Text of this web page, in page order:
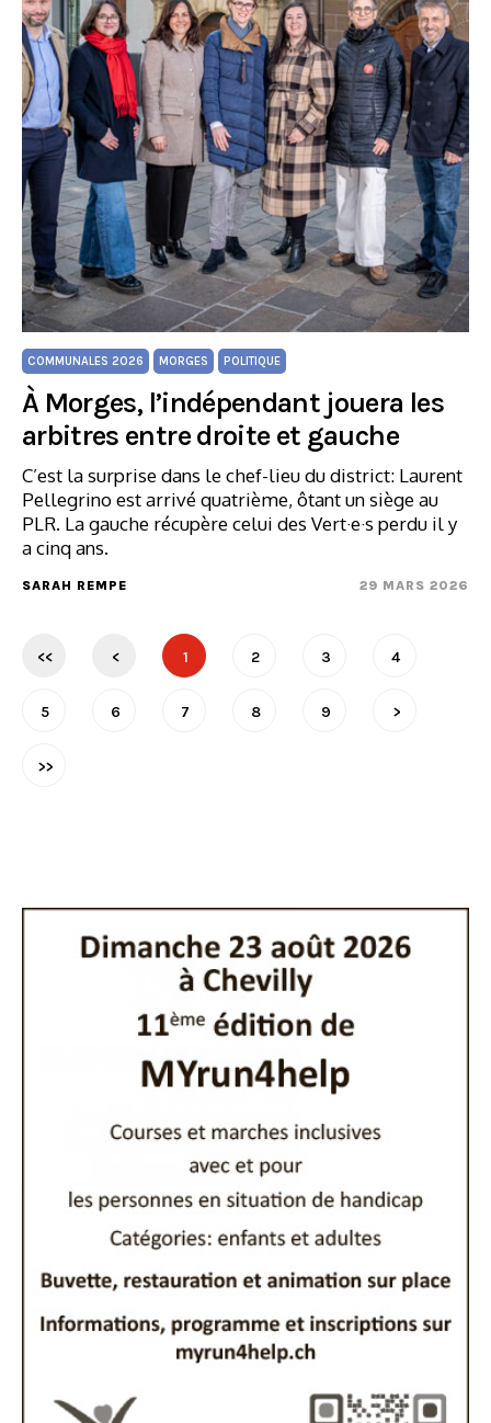
COMMUNALES 2026 MORGES POLITIQUE
À Morges, l’indépendant jouera les
arbitres entre droite et gauche
C’est la surprise dans le chef-lieu du district: Laurent
Pellegrino est arrivé quatrième, ôtant un siège au
PLR. La gauche récupère celui des Vert·e·s perdu il y
a cinq ans.
SARAH REMPE 29 MARS 2026
<< < 1 2 3 4
5 6 7 8 9 >
>>